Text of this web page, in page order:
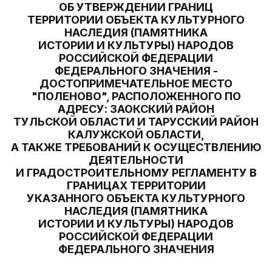
ОБ УТВЕРЖДЕНИИ ГРАНИЦ
ТЕРРИТОРИИ ОБЪЕКТА КУЛЬТУРНОГО
НАСЛЕДИЯ (ПАМЯТНИКА
ИСТОРИИ И КУЛЬТУРЫ) НАРОДОВ
РОССИЙСКОЙ ФЕДЕРАЦИИ
ФЕДЕРАЛЬНОГО ЗНАЧЕНИЯ -
ДОСТОПРИМЕЧАТЕЛЬНОЕ МЕСТО
"ПОЛЕНОВО", РАСПОЛОЖЕННОГО ПО
АДРЕСУ: ЗАОКСКИЙ РАЙОН
ТУЛЬСКОЙ ОБЛАСТИ И ТАРУССКИЙ РАЙОН
КАЛУЖСКОЙ ОБЛАСТИ,
А ТАКЖЕ ТРЕБОВАНИЙ К ОСУЩЕСТВЛЕНИЮ
ДЕЯТЕЛЬНОСТИ
И ГРАДОСТРОИТЕЛЬНОМУ РЕГЛАМЕНТУ В
ГРАНИЦАХ ТЕРРИТОРИИ
УКАЗАННОГО ОБЪЕКТА КУЛЬТУРНОГО
НАСЛЕДИЯ (ПАМЯТНИКА
ИСТОРИИ И КУЛЬТУРЫ) НАРОДОВ
РОССИЙСКОЙ ФЕДЕРАЦИИ
ФЕДЕРАЛЬНОГО ЗНАЧЕНИЯ